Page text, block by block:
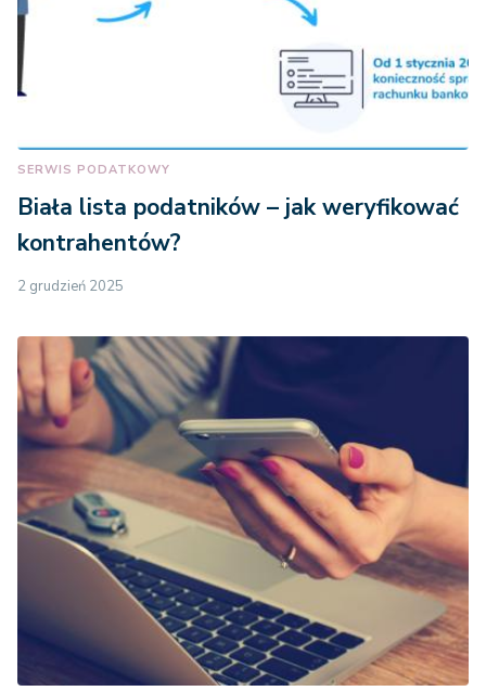
SERWIS PODATKOWY
Biała lista podatników – jak weryfikować
kontrahentów?
2 grudzień 2025